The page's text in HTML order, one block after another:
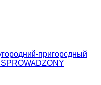
пригородный